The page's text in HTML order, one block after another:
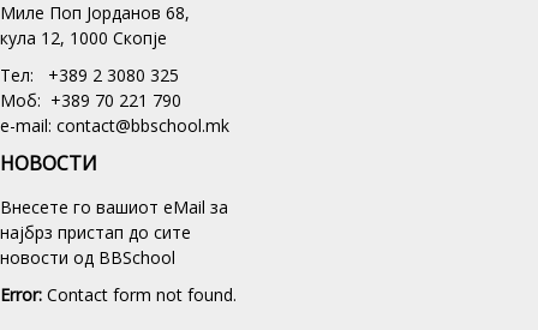
Миле Поп Јорданов 68,
кула 12, 1000 Скопје
Тел: +389 2 3080 325
Моб: +389 70 221 790
e-mail: contact@bbschool.mk
НОВОСТИ
Внесете го вашиот eMail за
најбрз пристап до сите
новости од BBSchool
Error: Contact form not found.